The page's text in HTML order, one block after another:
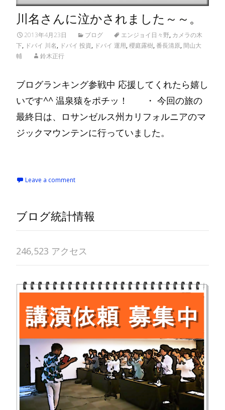
川名さんに泣かされました～～。
2013年4月23日 ブログ エンジョイ日々野, カメラの木
下, ドバイ 川名, ドバイ 投資, ドバイ 運用,櫻庭露樹,番長清原,間山大
輔
鈴木正行
ブログランキング参戦中 応援してくれたら嬉し
いです^^ 温泉猿をポチッ！ ・ 今回の旅の
最終日は、ロサンゼルス州カリフォルニアのマ
ジックマウンテンに行っていました。
Leave a comment
ブログ統計情報
246,523 アクセス